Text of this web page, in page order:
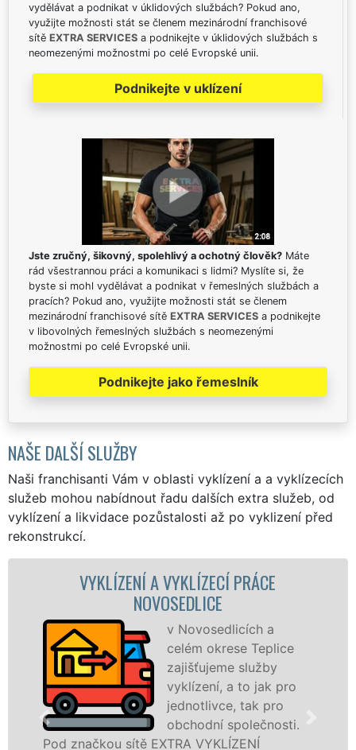
vydělávat a podnikat v úklidových službách? Pokud ano,
využijte možnosti stát se členem mezinárodní franchisové
sítě EXTRA SERVICES a podnikejte v úklidových službách s
neomezenými možnostmi po celé Evropské unii.
Podnikejte v uklízení
Jste zručný, šikovný, spolehlivý a ochotný člověk? Máte
rád všestrannou práci a komunikaci s lidmi? Myslíte si, že
byste si mohl vydělávat a podnikat v řemeslných službách a
pracích? Pokud ano, využijte možnosti stát se členem
mezinárodní franchisové sítě EXTRA SERVICES a podnikejte
v libovolných řemeslných službách s neomezenými
možnostmi po celé Evropské unii.
Podnikejte jako řemeslník
NAŠE DALŠÍ SLUŽBY
Naši franchisanti Vám v oblasti vyklízení a a vyklízecích
služeb mohou nabídnout řadu dalších extra služeb, od
vyklízení a likvidace pozůstalosti až po vyklizení před
rekonstrukcí.
VYKLÍZENÍ A VYKLÍZECÍ PRÁCE
NOVOSEDLICE
v Novosedlicích a
celém okrese Teplice
zajišťujeme služby
vyklízení, a to jak pro
jednotlivce, tak pro
obchodní společnosti.
sítě EXTRA VYKLÍZENÍ